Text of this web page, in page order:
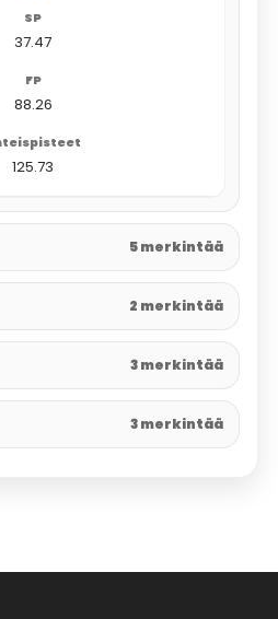
37.47
88.26
125.73
5 merkintää
2 merkintää
3 merkintää
3 merkintää